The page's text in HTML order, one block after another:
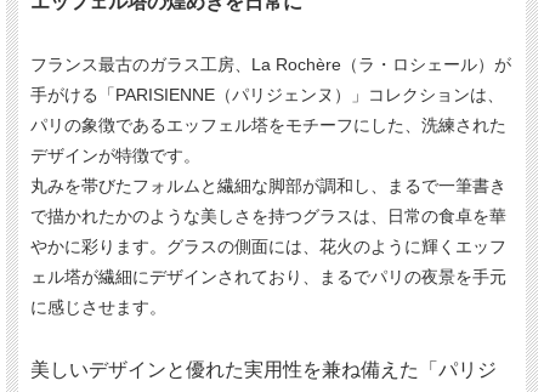
フランス最古のガラス工房、La Rochère（ラ・ロシェール）が
手がける「PARISIENNE（パリジェンヌ）」コレクションは、
パリの象徴であるエッフェル塔をモチーフにした、洗練された
デザインが特徴です。
丸みを帯びたフォルムと繊細な脚部が調和し、まるで一筆書き
で描かれたかのような美しさを持つグラスは、日常の食卓を華
やかに彩ります。グラスの側面には、花火のように輝くエッフ
ェル塔が繊細にデザインされており、まるでパリの夜景を手元
に感じさせます。
美しいデザインと優れた実用性を兼ね備えた「パリジ